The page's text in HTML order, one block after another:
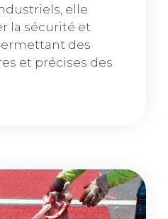
elle
la sécurité et
des
et précises des